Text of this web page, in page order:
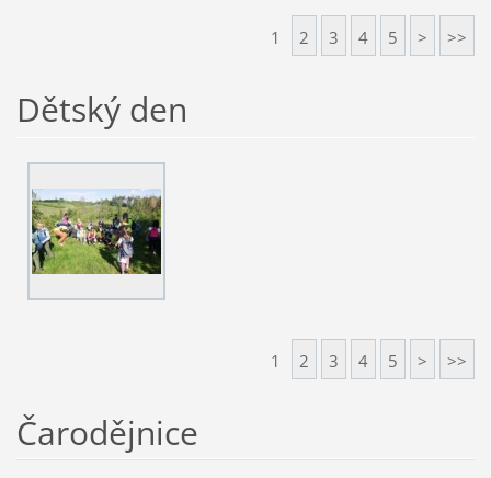
1 2 3 4 5 > >>
Dětský den
1 2 3 4 5 > >>
Čarodějnice